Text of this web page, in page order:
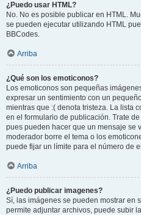
¿Puedo usar HTML?
No. No es posible publicar en HTML.
se pueden ejecutar utilizando HTML
BBCodes.
Arriba
¿Qué son los emoticonos?
Los emoticonos son pequeñas
expresar un sentimiento con un
mientras que :( denota tristeza. La lista
en el formulario de publicación. Trate
pues pueden hacer que un mensaje se
moderador borre el tema o los
puede fijar un límite para el número de
Arriba
¿Puedo publicar imagenes?
Sí, las imágenes se pueden mostrar en
permite adjuntar archivos, puede subir